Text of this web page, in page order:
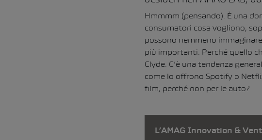
Hmmmm (pensando). È una
consumatori cosa vogliono,
possono nemmeno
più importanti. Perché quello
Clyde. C’è una tendenza
come lo offrono Spotify o
film, perché non per le auto?
L’AMAG Innovation &